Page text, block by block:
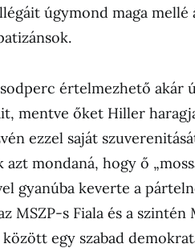
úgymond maga
értelmezhető akár
mentve őket Hiller
ezzel saját
azt mondaná, hogy ő
gyanúba keverte a
MSZP-s Fiala és a
egy szabad